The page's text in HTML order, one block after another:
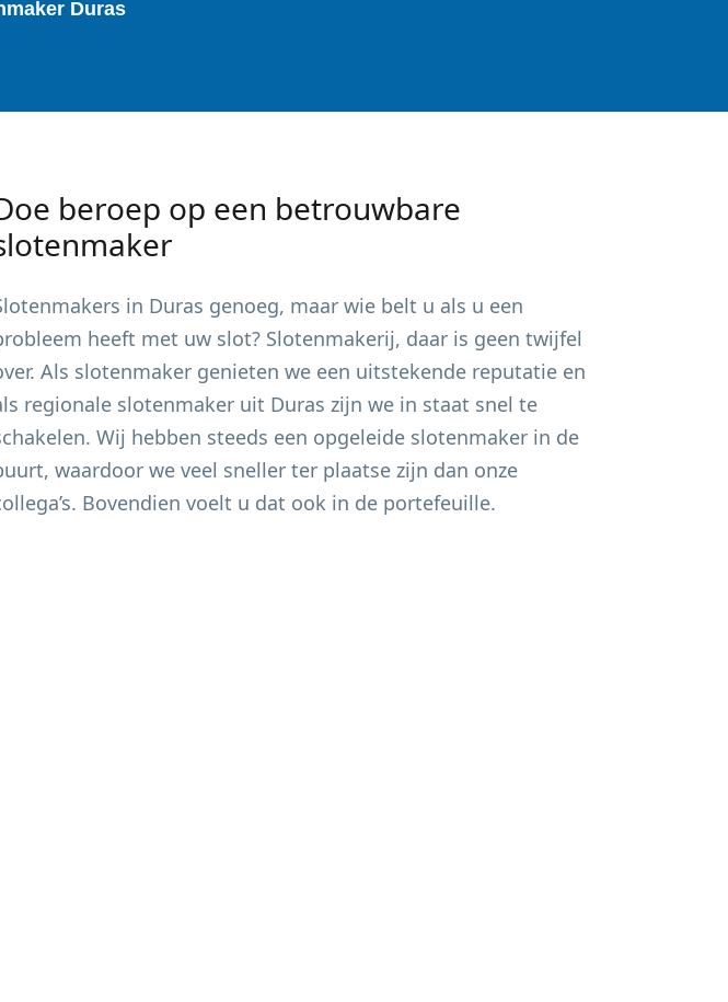
Duras
beroep op een betrouwbare
in Duras genoeg, maar wie belt u als u een
heeft met uw slot? Slotenmakerij, daar is geen twijfel
Als slotenmaker genieten we een uitstekende reputatie en
regionale slotenmaker uit Duras zijn we in staat snel te
Wij hebben steeds een opgeleide slotenmaker in de
waardoor we veel sneller ter plaatse zijn dan onze
Bovendien voelt u dat ook in de portefeuille.